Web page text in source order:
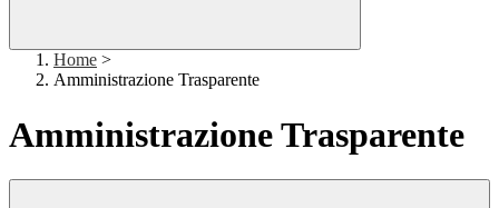
Home >
Amministrazione Trasparente
Amministrazione Trasparente